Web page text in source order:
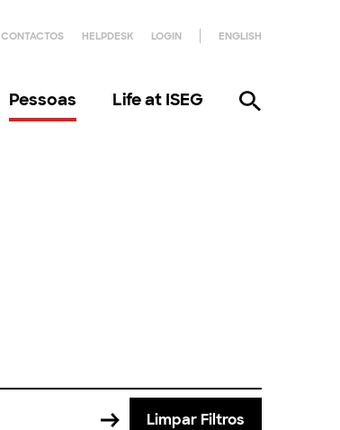
CONTACTOS HELPDESK LOGIN ENGLISH
Pessoas Life at ISEG
Limpar Filtros